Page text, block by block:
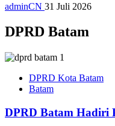
adminCN 31 Juli 2026
DPRD Batam
DPRD Kota Batam
Batam
DPRD Batam Hadiri